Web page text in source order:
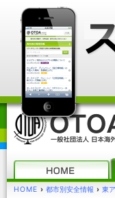
HOME › 都市別安全情報 › 東